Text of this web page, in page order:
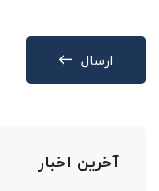
ارسال
آخرین اخبار